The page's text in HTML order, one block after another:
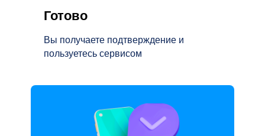
Вы получаете подтверждение и
пользуетесь сервисом
Готово